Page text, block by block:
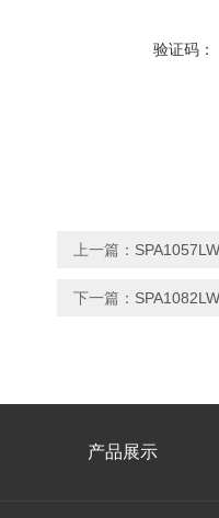
验证码：
上一篇：
下一篇：
产品展示